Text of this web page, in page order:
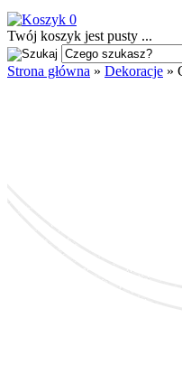
0
Twój koszyk jest pusty ...
Strona główna » Dekoracje »